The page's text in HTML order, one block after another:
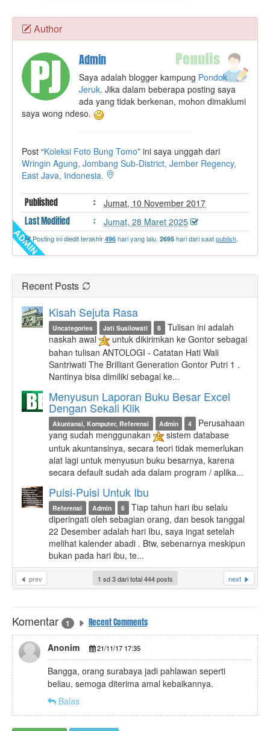
r
Author
Admin
Saya adalah blogger kampung Pondok
Jeruk. Jika dalam beberapa posting saya
ada yang tidak berkenan, mohon dimaklumi
saya wong ndeso.
Post “Koleksi Foto Bung Tomo” ini saya unggah dari
Wringin Agung, Jombang Sub-District, Jember Regency,
East Java, Indonesia.
Published : Jumat, 10 November 2017
LastModified : Jumat, 28 Maret 2025
Posting ini diedit terakhir 496 hari yang lalu. 2695 hari dari saatpublish.
Recent Posts
Kisah Sejuta Rasa
Uncategories Jati Susilowati 8
Tulisan ini adalah
naskah awal
untuk dikirimkan ke Gontor sebagai
bahan tulisan ANTOLOGI - Catatan Hati Wali
Santriwati The Brilliant Generation Gontor Putri 1 .
Nantinya bisa dimiliki sebagai ke...
Menyusun Laporan Buku Besar Excel
Dengan Sekali Klik
Akuntansi, Komputer, Referensi Admin 4
Perusahaan
yang sudah menggunakan
sistem database
untuk akuntansinya, secara teori tidak memerlukan
alat lagi untuk menyusun buku besarnya, karena
secara default sudah ada dalam program / aplika...
Puisi-Puisi Untuk Ibu
Referensi Admin 6
Tiap tahun hari ibu selalu
diperingati oleh sebagian orang, dan besok tanggal
22 Desember adalah hari Ibu, saya ingat setelah
melihat kalender abadi . Btw, sebenarnya meskipun
bukan pada hari ibu, te...
prev 1 sd 3 dari total 444 posts next
Komentar 1 Recent Comments
Anonim 21/11/17 17:35
Bangga, orang surabaya jadi pahlawan seperti
beliau, semoga diterima amal kebaikannya.
Balas